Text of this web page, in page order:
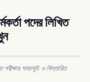
পদের লিখিত
পরীক্ষার সময়সূচি ও বিস্তারিত